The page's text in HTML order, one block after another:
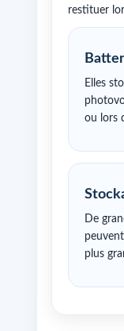
restituer
Elles
ou lors
De
plus